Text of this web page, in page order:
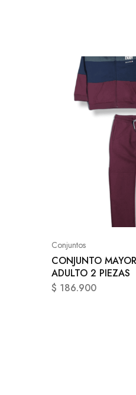
Conjuntos
CONJUNTO
ADULTO 2 PIEZAS
$ 186.900